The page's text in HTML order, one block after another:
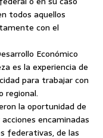
todos aquellos
con el
Económico
es la experiencia de
para trabajar con
regional.
la oportunidad de
encaminadas
federativas, de las